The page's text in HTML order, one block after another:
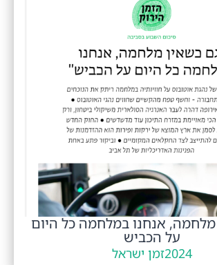
אנחנו במלחמה כל היום
על הכביש
2024זמן ישראל